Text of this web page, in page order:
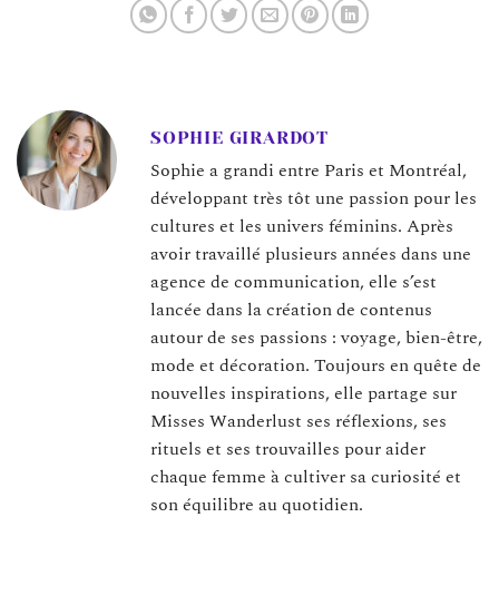
SOPHIE GIRARDOT
Sophie a grandi entre Paris et Montréal,
développant très tôt une passion pour les
cultures et les univers féminins. Après
avoir travaillé plusieurs années dans une
agence de communication, elle s’est
lancée dans la création de contenus
autour de ses passions : voyage, bien-être,
mode et décoration. Toujours en quête de
nouvelles inspirations, elle partage sur
Misses Wanderlust ses réflexions, ses
rituels et ses trouvailles pour aider
chaque femme à cultiver sa curiosité et
son équilibre au quotidien.